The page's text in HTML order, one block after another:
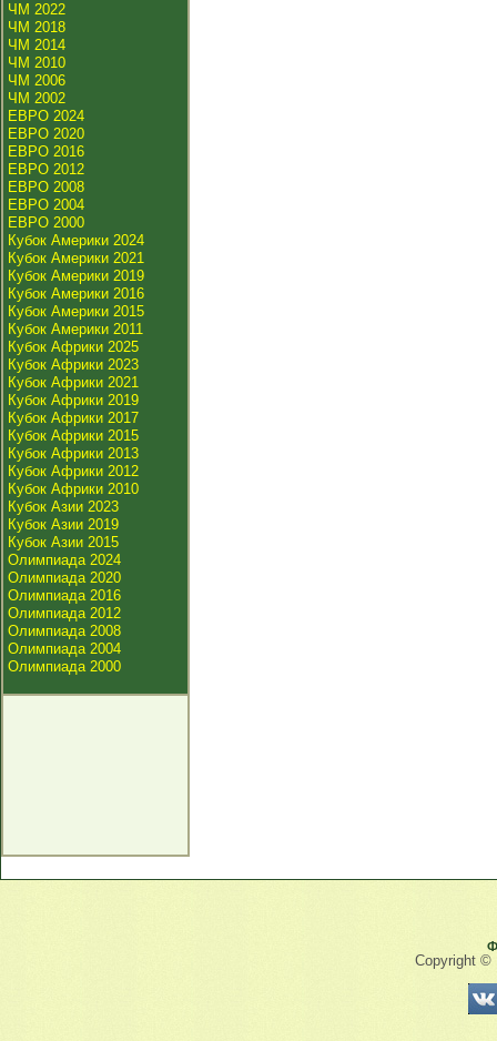
ЧМ 2022
ЧМ 2018
ЧМ 2014
ЧМ 2010
ЧМ 2006
ЧМ 2002
ЕВРО 2024
ЕВРО 2020
ЕВРО 2016
ЕВРО 2012
ЕВРО 2008
ЕВРО 2004
ЕВРО 2000
Кубок Америки 2024
Кубок Америки 2021
Кубок Америки 2019
Кубок Америки 2016
Кубок Америки 2015
Кубок Америки 2011
Кубок Африки 2025
Кубок Африки 2023
Кубок Африки 2021
Кубок Африки 2019
Кубок Африки 2017
Кубок Африки 2015
Кубок Африки 2013
Кубок Африки 2012
Кубок Африки 2010
Кубок Азии 2023
Кубок Азии 2019
Кубок Азии 2015
Олимпиада 2024
Олимпиада 2020
Олимпиада 2016
Олимпиада 2012
Олимпиада 2008
Олимпиада 2004
Олимпиада 2000
Copyright ©